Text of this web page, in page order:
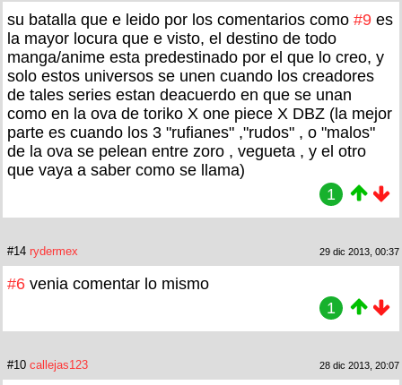
su batalla que e leido por los comentarios como #9 es
la mayor locura que e visto, el destino de todo
manga/anime esta predestinado por el que lo creo, y
solo estos universos se unen cuando los creadores
de tales series estan deacuerdo en que se unan
como en la ova de toriko X one piece X DBZ (la mejor
parte es cuando los 3 "rufianes" ,"rudos" , o "malos"
de la ova se pelean entre zoro , vegueta , y el otro
que vaya a saber como se llama)
1
#14 rydermex 29 dic 2013, 00:37
#6 venia comentar lo mismo
1
#10 callejas123 28 dic 2013, 20:07